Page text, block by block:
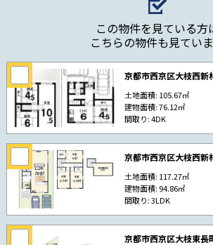
この物件を見ている方
こちらの物件も見てい
京都市西京区大枝西新
土地面積: 105.67㎡
建物面積: 76.12㎡
間取り: 4DK
京都市西京区大枝西新
土地面積: 117.27㎡
建物面積: 94.86㎡
間取り: 3LDK
京都市西京区大枝東長